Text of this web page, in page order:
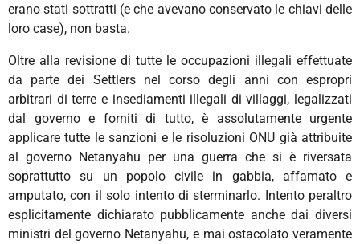
erano stati sottratti (e che avevano conservato le chiavi delle
loro case), non basta.
Oltre alla revisione di tutte le occupazioni illegali effettuate
da parte dei Settlers nel corso degli anni con espropri
arbitrari di terre e insediamenti illegali di villaggi, legalizzati
dal governo e forniti di tutto, è assolutamente urgente
applicare tutte le sanzioni e le risoluzioni ONU già attribuite
al governo Netanyahu per una guerra che si è riversata
soprattutto su un popolo civile in gabbia, affamato e
amputato, con il solo intento di sterminarlo. Intento peraltro
esplicitamente dichiarato pubblicamente anche dai diversi
ministri del governo Netanyahu, e mai ostacolato veramente